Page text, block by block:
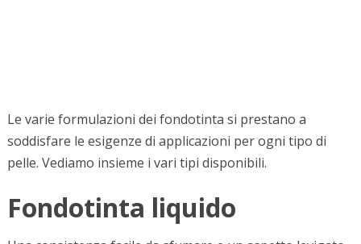
Le varie formulazioni dei fondotinta si prestano a
soddisfare le esigenze di applicazioni per ogni tipo di
pelle. Vediamo insieme i vari tipi disponibili.
Fondotinta liquido